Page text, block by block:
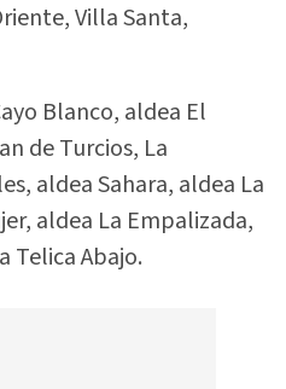
Villa Santa,
Blanco, aldea El
de Turcios, La
aldea Sahara, aldea La
aldea La Empalizada,
Telica Abajo.